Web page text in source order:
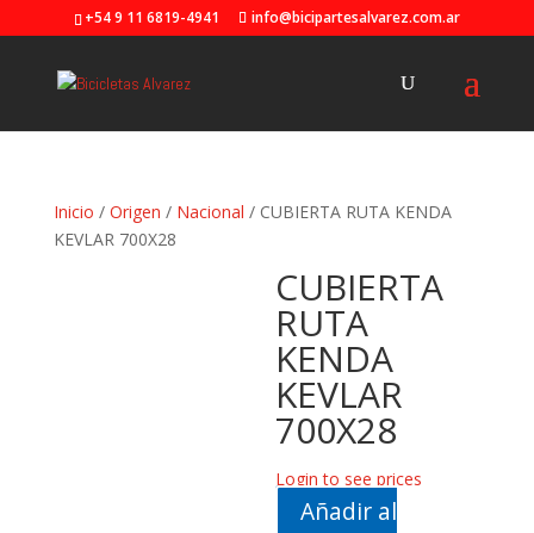
+54 9 11 6819-4941 info@bicipartesalvarez.com.ar
Inicio / Origen / Nacional / CUBIERTA RUTA KENDA
KEVLAR 700X28
CUBIERTA
RUTA
KENDA
KEVLAR
700X28
Login to see prices
Añadir al